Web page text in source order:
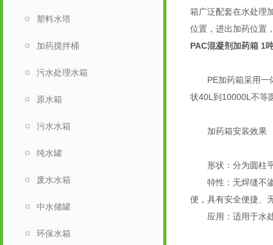
塑料水塔
加药搅拌桶
污水处理水箱
原水箱
污水水箱
纯水罐
废水水箱
中水储罐
环保水箱
箱广泛配套在水处理
位置，进出加药位置
PAC混凝剂加药箱 1
PE加药箱采用
状40L到10000L不等
加药箱安装效
形状：分为圆柱平
特性：无焊缝不渗
便，具有安全便捷、
应用：适用于水处